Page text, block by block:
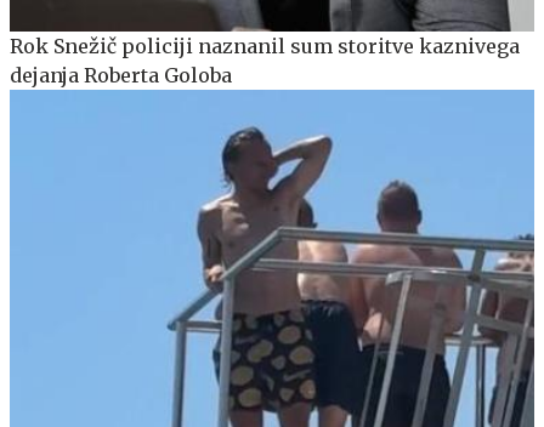
Rok Snežič policiji naznanil sum storitve kaznivega
dejanja Roberta Goloba